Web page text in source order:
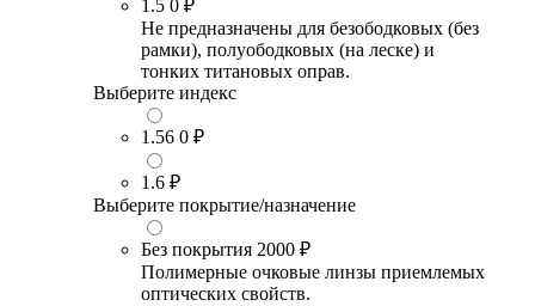
1.5 0 ₽
Не предназначены для безободковых (без
рамки), полуободковых (на леске) и
тонких титановых оправ.
Выберите индекс
1.56 0 ₽
1.6 ₽
Выберите покрытие/назначение
Без покрытия 2000 ₽
Полимерные очковые линзы приемлемых
оптических свойств.